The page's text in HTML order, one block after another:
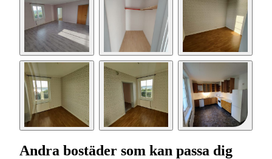
Andra bostäder som kan passa dig